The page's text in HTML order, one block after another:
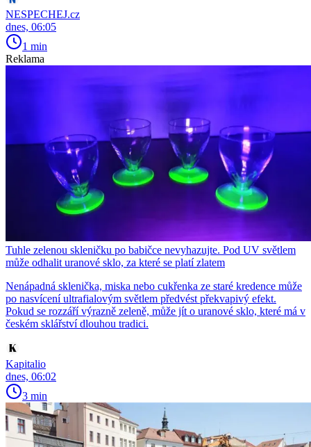
NESPECHEJ.cz
dnes, 06:05
1 min
Reklama
Tuhle zelenou skleničku po babičce nevyhazujte. Pod UV světlem
může odhalit uranové sklo, za které se platí zlatem
Nenápadná sklenička, miska nebo cukřenka ze staré kredence může
po nasvícení ultrafialovým světlem předvést překvapivý efekt.
Pokud se rozzáří výrazně zeleně, může jít o uranové sklo, které má v
českém sklářství dlouhou tradici.
Kapitalio
dnes, 06:02
3 min